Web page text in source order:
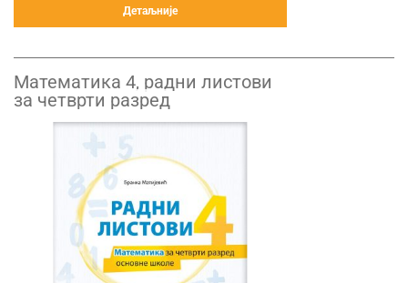
Детаљније
Математика 4, радни листови
за четврти разред